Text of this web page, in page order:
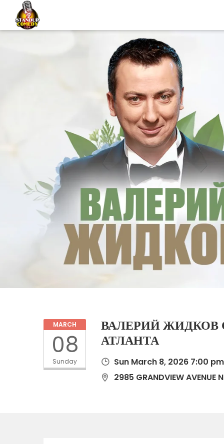
MARCH
08
Sunday
ВАЛЕРИЙ ЖИДКОВ
АТЛАНТА
Sun March 8, 2026 7:00
2985 GRANDVIEW AVENUE